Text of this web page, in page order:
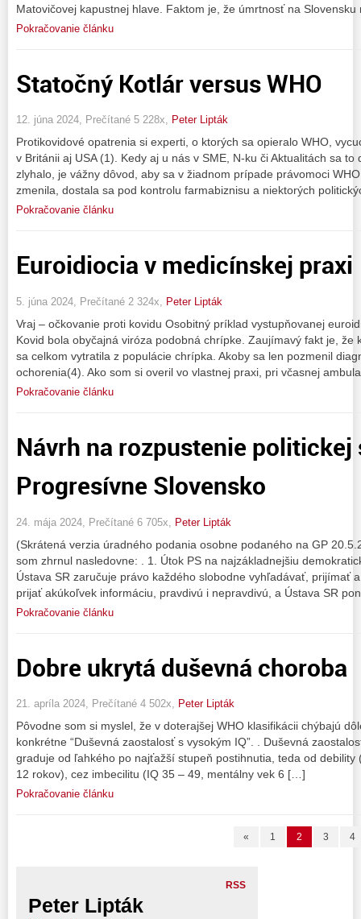
Matovičovej kapustnej hlave. Faktom je, že úmrtnosť na
Pokračovanie článku
Statočný Kotlár versus WHO
12. júna 2024, Prečítané 5 228x, Peter Lipták
Protikovidové opatrenia si experti, o ktorých sa opieralo WHO,
v Británii aj USA (1). Kedy aj u nás v SME, N-ku či Aktualitách sa
zlyhalo, je vážny dôvod, aby sa v žiadnom prípade právomoci
zmenila, dostala sa pod kontrolu farmabiznisu a niektorých
Pokračovanie článku
Euroidiocia v medicínskej praxi
5. júna 2024, Prečítané 2 324x, Peter Lipták
Vraj – očkovanie proti kovidu Osobitný príklad vystupňovanej
Kovid bola obyčajná viróza podobná chrípke. Zaujímavý fakt je, že
sa celkom vytratila z populácie chrípka. Akoby sa len pozmenil
ochorenia(4). Ako som si overil vo vlastnej praxi, pri včasnej
Pokračovanie článku
Návrh na rozpustenie politickej
Progresívne Slovensko
24. mája 2024, Prečítané 6 705x, Peter Lipták
(Skrátená verzia úradného podania osobne podaného na GP
som zhrnul nasledovne: . 1. Útok PS na najzákladnejšiu
Ústava SR zaručuje právo každého slobodne vyhľadávať, prijímať
prijať akúkoľvek informáciu, pravdivú i nepravdivú, a Ústava SR
Pokračovanie článku
Dobre ukrytá duševná choroba
21. apríla 2024, Prečítané 4 502x, Peter Lipták
Pôvodne som si myslel, že v doterajšej WHO klasifikácii chýbajú
konkrétne “Duševná zaostalosť s vysokým IQ”. . Duševná
graduje od ľahkého po najťažší stupeň postihnutia, teda od debility
12 rokov), cez imbecilitu (IQ 35 – 49, mentálny vek 6 […]
Pokračovanie článku
« 1 2 3 4
RSS
Peter Lipták